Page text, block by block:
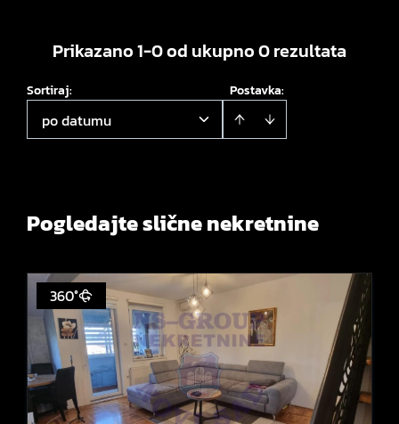
Prikazano 1-0 od ukupno 0 rezultata
Postavka:
Sortiraj:
po datumu
Pogledajte slične nekretnine
360°